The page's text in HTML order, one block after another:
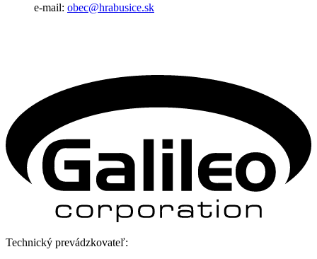
e-mail: obec@hrabusice.sk
Technický prevádzkovateľ: